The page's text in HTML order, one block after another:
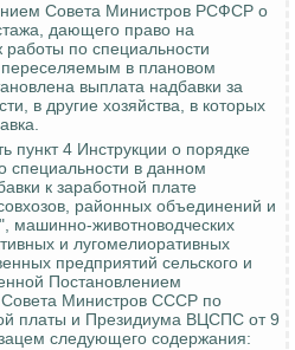
Совета Министров РСФСР о
дающего право на
работы по специальности
в плановом
выплата надбавки за
в другие хозяйства, в которых
пункт 4 Инструкции о порядке
специальности в данном
к заработной плате
районных объединений и
машинно-животноводческих
и лугомелиоративных
предприятий сельского и
Постановлением
Совета Министров СССР по
платы и Президиума ВЦСПС от 9
следующего содержания: